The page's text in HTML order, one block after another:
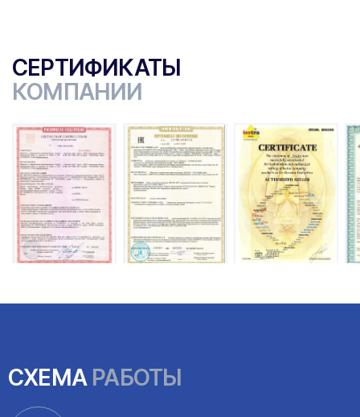
СЕРТИФИКАТЫ
КОМПАНИИ
СХЕМА РАБОТЫ